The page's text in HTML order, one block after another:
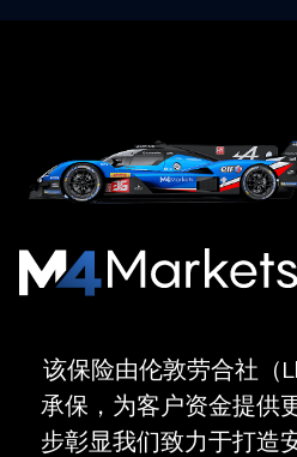
该保险由伦敦劳合社（
承保，为客户资金提供
步彰显我们致力于打造